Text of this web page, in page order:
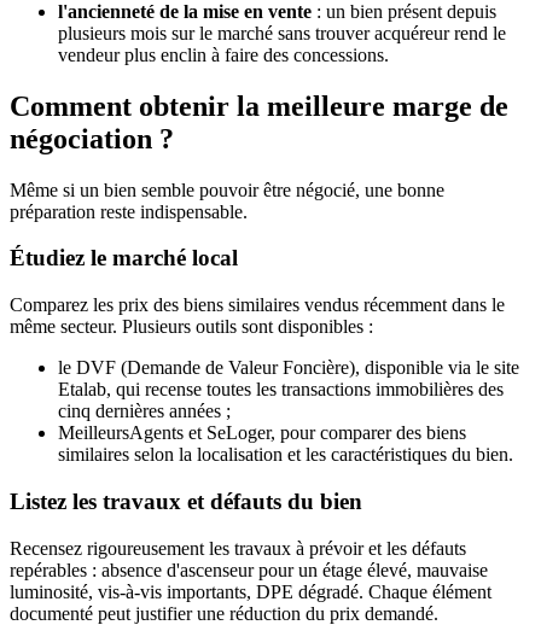
l'ancienneté de la mise en vente : un bien présent depuis
plusieurs mois sur le marché sans trouver acquéreur rend le
vendeur plus enclin à faire des concessions.
Comment obtenir la meilleure marge de
négociation ?
Même si un bien semble pouvoir être négocié, une bonne
préparation reste indispensable.
Étudiez le marché local
Comparez les prix des biens similaires vendus récemment dans le
même secteur. Plusieurs outils sont disponibles :
le DVF (Demande de Valeur Foncière), disponible via le site
Etalab, qui recense toutes les transactions immobilières des
cinq dernières années ;
MeilleursAgents et SeLoger, pour comparer des biens
similaires selon la localisation et les caractéristiques du bien.
Listez les travaux et défauts du bien
Recensez rigoureusement les travaux à prévoir et les défauts
repérables : absence d'ascenseur pour un étage élevé, mauvaise
luminosité, vis-à-vis importants, DPE dégradé. Chaque élément
documenté peut justifier une réduction du prix demandé.